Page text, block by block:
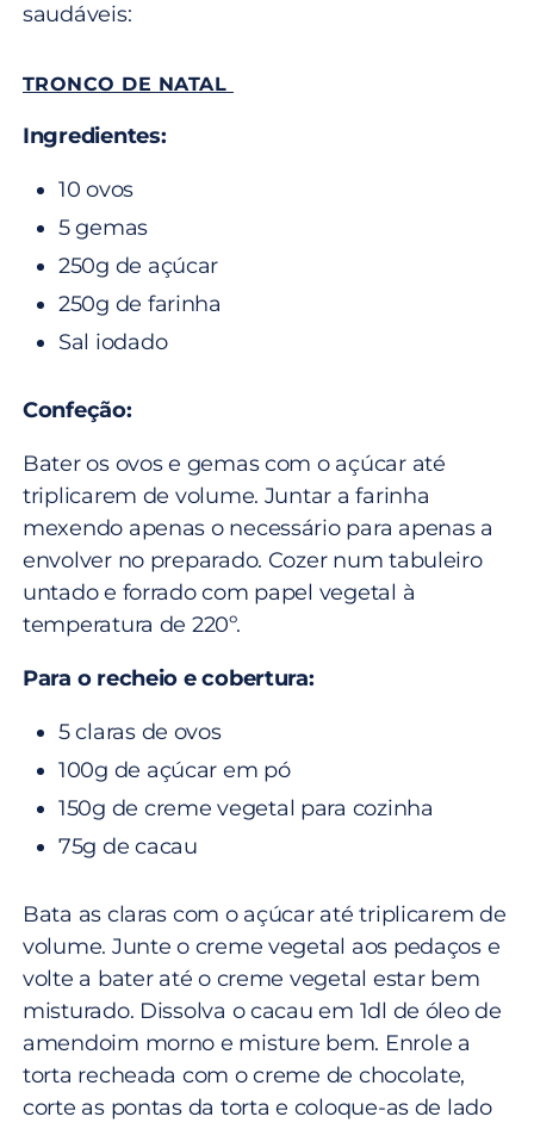
saudáveis:
TRONCO DE NATAL
Ingredientes:
10 ovos
5 gemas
250g de açúcar
250g de farinha
Sal iodado
Confeção:
Bater os ovos e gemas com o açúcar até
triplicarem de volume. Juntar a farinha
mexendo apenas o necessário para apenas a
envolver no preparado. Cozer num tabuleiro
untado e forrado com papel vegetal à
temperatura de 220º.
Para o recheio e cobertura:
5 claras de ovos
100g de açúcar em pó
150g de creme vegetal para cozinha
75g de cacau
Bata as claras com o açúcar até triplicarem de
volume. Junte o creme vegetal aos pedaços e
volte a bater até o creme vegetal estar bem
misturado. Dissolva o cacau em 1dl de óleo de
amendoim morno e misture bem. Enrole a
torta recheada com o creme de chocolate,
corte as pontas da torta e coloque-as de lado